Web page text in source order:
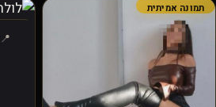
תמונה אמיתית